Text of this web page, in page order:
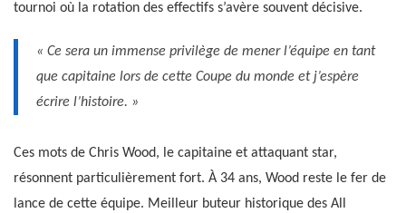
tournoi où la rotation des effectifs s’avère souvent décisive.
« Ce sera un immense privilège de mener l’équipe en tant
que capitaine lors de cette Coupe du monde et j’espère
écrire l’histoire. »
Ces mots de Chris Wood, le capitaine et attaquant star,
résonnent particulièrement fort. À 34 ans, Wood reste le fer de
lance de cette équipe. Meilleur buteur historique des All